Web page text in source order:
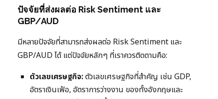
ปัจจัยที่ส่งผลต่อ Risk Sentiment และ
GBP/AUD
มีหลายปัจจัยที่สามารถส่งผลต่อ Risk Sentiment และ
GBP/AUD ได้ แต่ปัจจัยหลักๆ ที่เราควรติดตามคือ:
ตัวเลขเศรษฐกิจ:ตัวเลขเศรษฐกิจที่สำคัญ เช่น GDP,
อัตราเงินเฟ้อ, อัตราการว่างงาน ของทั้งอังกฤษและ